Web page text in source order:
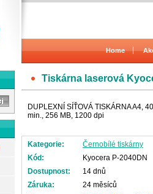
Home
Tiskárna laserová
DUPLEXNÍ SÍŤOVÁ TISKÁRNA A4,
min., 256 MB, 1200 dpi
Kategorie:
Černobílé tiskárny
Kód:
Kyocera P-2040DN
Dostupnost:
14 dnů
Záruka:
24 měsíců